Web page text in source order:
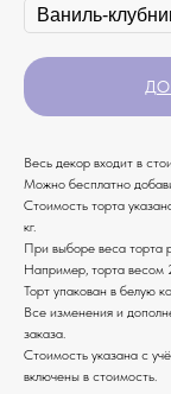
Весь декор входит в
Можно бесплатно
Стоимость торта
кг.
При выборе веса торта
Например, торта весом
Торт упакован в белую
Все изменения и
заказа.
Стоимость указана с
включены в стоимость.